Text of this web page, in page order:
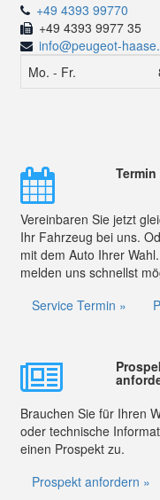
+49 4393 99770
+49 4393 9977 35
info@peugeot-
Mo. - Fr.
Vereinbaren Sie jetzt
Ihr Fahrzeug bei uns.
mit dem Auto Ihrer
melden uns schnellst
Service Termin »
Brauchen Sie für Ihren
oder technische
einen Prospekt zu.
Prospekt anfordern »